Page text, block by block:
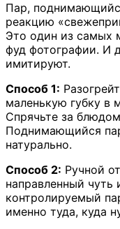
Пар,
реакцию
Это один из самых
фуд фотографии. И
имитируют.
Способ 1:
маленькую губку в
Спрячьте за
Поднимающийся
натурально.
Способ 2: Ручной
направленный чуть
контролируемый
именно туда, куда